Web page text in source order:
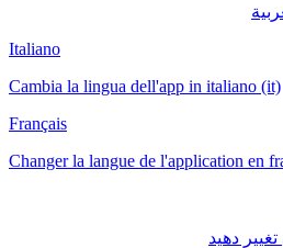
Italiano
Cambia la lingua dell'app in italiano (it)
Français
Changer la langue de l'application en